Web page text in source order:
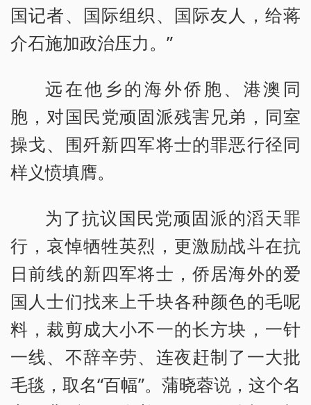
国记者、国际组织、国际友人，给蒋
介石施加政治压力。”
远在他乡的海外侨胞、港澳同
胞，对国民党顽固派残害兄弟，同室
操戈、围歼新四军将士的罪恶行径同
样义愤填膺。
为了抗议国民党顽固派的滔天罪
行，哀悼牺牲英烈，更激励战斗在抗
日前线的新四军将士，侨居海外的爱
国人士们找来上千块各种颜色的毛呢
料，裁剪成大小不一的长方块，一针
一线、不辞辛劳、连夜赶制了一大批
毛毯，取名“百幅”。蒲晓蓉说，这个名